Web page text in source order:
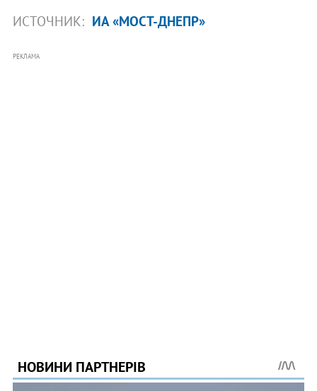
ИСТОЧНИК: ИА «МОСТ-ДНЕПР»
РЕКЛАМА